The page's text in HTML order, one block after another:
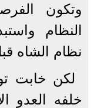
وتكون
النظام
نظام الشاه
لكن خابت
خلفه العدو